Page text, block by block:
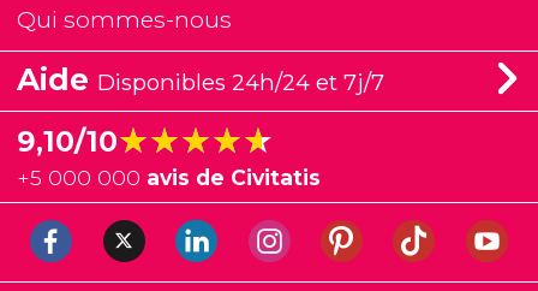
Qui sommes-nous
Aide Disponibles 24h/24 et 7j/7
9,10/10★★★★★
★★★★★
+5 000 000 avis de Civitatis